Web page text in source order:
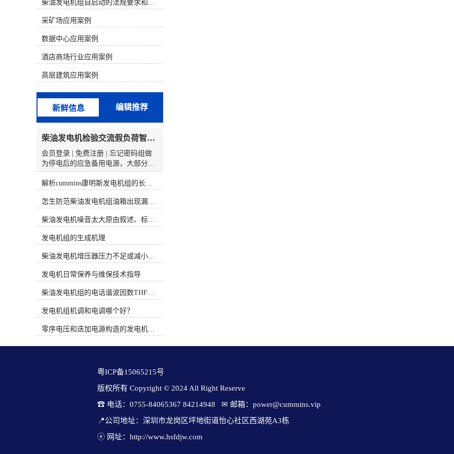
寻找故障部位。 一、康明斯电喷机型
的组成和原理1、康明斯电喷柴油机
机组为例，配置的是康明斯QSK19电
喷柴油机。QSK19系列发动机电控燃
油喷射系统由三个基本组成部分构
成，分别为输入(开关和传感器)、
ECM(对输入信号进行分析)、执行器
(按照ECM输出信号动作的控制阀总
成)。QSK19系列电控燃油喷射系统的
核心部分是执行器一控制阀总成。泵
产生的燃油输送至控制阀总成，该总
成由一个切断电磁阀、两个燃油执行
器阀和两个燃油压力传感器组成。
ECM安装在总成壳体的前部。控制阀
总成有一个燃油进口和两个燃油出
口，每个燃油出口分别由各自的执行
器控制着。燃油油道执行器控制喷油
喷油器何时喷油。2、康明斯柴油电
系统就象PT燃油系统那样采用压力/
时间概念。PT系统完全是机械式的并
依靠机械方法调整燃油流通面积来控
制燃油压力，而QSK19系列燃油系统
通过电子方式调整执行器的燃油流通
面积来控制燃油压力。3、康明斯电
从发动机的油水分离器中排出水和沉
芯。（2）注意油箱及管路的清洁。
（3）注意油箱通风孔及其附近的清
洁，避免污物、灰尘和水由此进入油
箱。（4）绝对不要用水清洗发动
“负”极电缆并断开发动机的31及21针
连接器。（6）注意发动机进气系统
图1 电控柴油机燃油系统原理二、柴
油电控系统故障诊断思路柴油电控系
统是一个精密而复杂的系统，对发动
机的运转性能有很大的影响，不论是
柴油发电机组自启动的法规要求和操作步骤
采矿场应用案例
数据中心应用案例
酒店商场行业应用案例
高层建筑应用案例
新鲜信息 编辑推荐
柴油发电机检验交流假负荷智能并车控制维保
会员登录 | 免费注册 | 忘记密码组做
为停电后的应急备用电源，大部分的
时间都是处于待机状态的，一旦停电
或者市电损坏发生，备用的柴发机组
斯发电机型号参数，经常在供电事故
产生后我们才发现柴油发电机组的性
能出现了问题，这说明很多用户对柴
发机组检验保养用交流假负载的见解
不够重视。 为了有效防止事故的产
生，加强平时柴发机组的检修和保
养，建立完善的柴发机组检查和维护
规程，定期规范的对柴油发电机组进
要。本文将就电源维护过程中普遍存
在的技术难题进行重点引荐。通过检
测柴油发电机组维护用交流假负荷，
可以检验柴油发电机组的不平衡负荷
能力，保证稳态的电压调节率、稳态
的频率调节率、瞬间电压调整频率、
率恢复时间、柴油发电机组连续运转
检验。输出电压不平衡度、输出电压
稳压精度、过载能力、动态电压瞬变
切换时间、后备时间、旁路逆变切换
时间。(3)数据清除软件功用：参数清
查数据，对检修仪检查到的各项电气
解析cummins康明斯发电机组的长处与特点
怎生防范柴油发电机组油箱出现漏油情况？
柴油发电机噪音太大原由叙述、标准依据及施工办法
发电机组的生成机理
柴油发电机增压器压力不足或减小的原因
发电机日常保养与维保技术指导
柴油发电机组的电话谐波因数THF和干扰影响系数TIF
发电机组机调和电调哪个好？
零序电压和迭加电源构造的发电机单相接地保护
粤ICP备15065215号
版权所有 Copyright © 2024 All Right Reserve
☎ 电话：0755-84065367 84214948   ✉ 邮箱：power@cummins.vip
📍公司地址：深圳市龙岗区坪地街道怡心社区西湖苑A3栋
ⓔ 网址：http://www.hsfdjw.com